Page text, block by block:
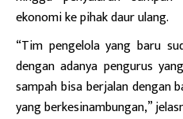
ekonomi ke pihak daur ulang.
“Tim pengelola yang baru
dengan adanya pengurus
sampah bisa berjalan dengan
yang berkesinambungan,”